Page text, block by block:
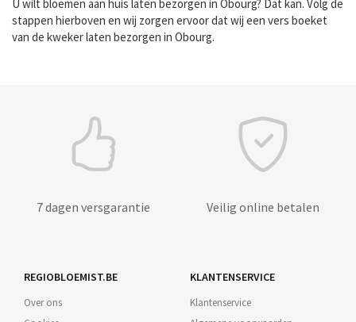
U wilt bloemen aan huis laten bezorgen in Obourg? Dat kan. Volg de
stappen hierboven en wij zorgen ervoor dat wij een vers boeket
van de kweker laten bezorgen in Obourg.
7 dagen versgarantie Veilig online betalen
REGIOBLOEMIST.BE
Over ons
KLANTENSERVICE
Klantenservice